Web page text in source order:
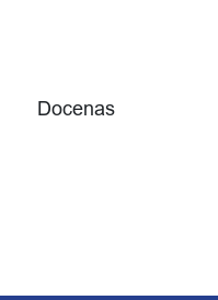
Docenas